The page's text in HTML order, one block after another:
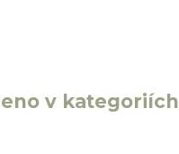
v kategoriích